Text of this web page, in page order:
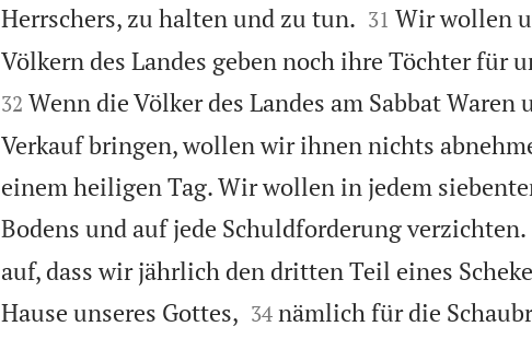
Herrschers, zu halten und zu tun.
31 Wir wollen
Völkern des Landes geben noch ihre Töchter für
32 Wenn die Völker des Landes am Sabbat
Verkauf bringen, wollen wir ihnen nichts
einem heiligen Tag. Wir wollen in jedem
Bodens und auf jede Schuldforderung verzichten.
auf, dass wir jährlich den dritten Teil eines
Hause unseres Gottes,
34 nämlich für die